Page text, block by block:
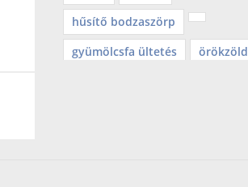
hűsítő bodzaszörp
gyümölcsfa ültetés
örökzöld